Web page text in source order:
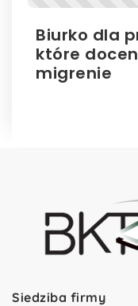
Biurko dla
które
migrenie
Siedziba firmy